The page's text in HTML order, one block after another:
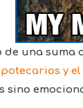
una suma
y el
sino